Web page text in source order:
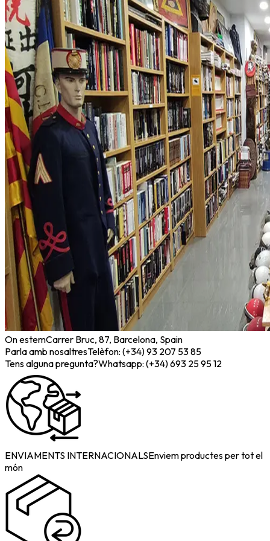
On estemCarrer Bruc, 87, Barcelona, Spain
Parla amb nosaltresTelèfon: (+34) 93 207 53 85
Tens alguna pregunta?Whatsapp: (+34) 693 25 95 12
ENVIAMENTS INTERNACIONALSEnviem productes per tot el
món